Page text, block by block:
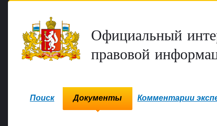
Официальный
правовой
Поиск Документы Комментарии